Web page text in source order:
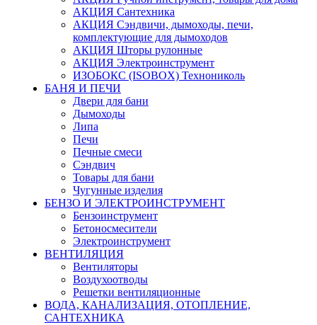
АКЦИЯ Сантехника
АКЦИЯ Сэндвичи, дымоходы, печи,
комплектующие для дымоходов
АКЦИЯ Шторы рулонные
АКЦИЯ Электроинструмент
ИЗОБОКС (ISOBOX) Технониколь
БАНЯ И ПЕЧИ
Двери для бани
Дымоходы
Липа
Печи
Печные смеси
Сэндвич
Товары для бани
Чугунные изделия
БЕНЗО И ЭЛЕКТРОИНСТРУМЕНТ
Бензоинструмент
Бетоносмесители
Электроинструмент
ВЕНТИЛЯЦИЯ
Вентиляторы
Воздухоотводы
Решетки вентиляционные
ВОДА, КАНАЛИЗАЦИЯ, ОТОПЛЕНИЕ,
САНТЕХНИКА